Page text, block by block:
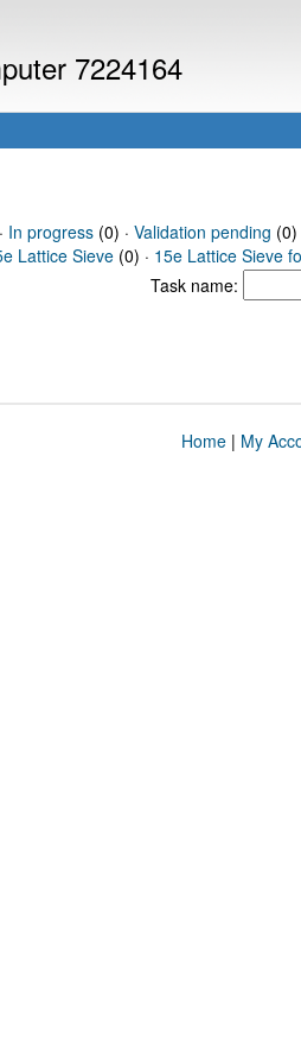
7224164
In progress(0) · Validation pending (0)
Lattice Sieve (0) · 15e Lattice Sieve
Task name:
Home| My